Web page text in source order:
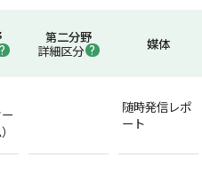
第二分野
詳細区分
媒体
随時発信レポ
ート